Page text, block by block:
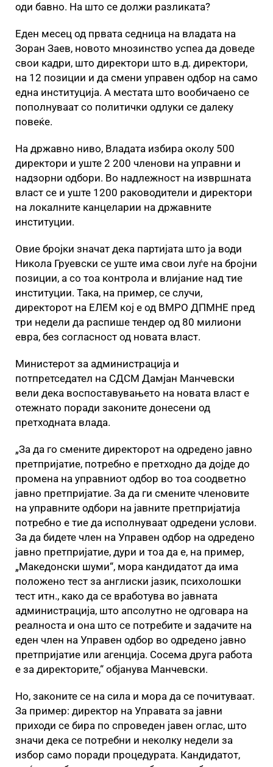
оди бавно. На што се должи разликата?
Еден месец од првата седница на владата на
Зоран Заев, новото мнозинство успеа да доведе
свои кадри, што директори што в.д. директори,
на 12 позиции и да смени управен одбор на само
една институција. А местата што вообичаено се
пополнуваат со политички одлуки се далеку
повеќе.
На државно ниво, Владата избира околу 500
директори и уште 2 200 членови на управни и
надзорни одбори. Во надлежност на извршната
власт се и уште 1200 раководители и директори
на локалните канцеларии на државните
институции.
Овие бројки значат дека партијата што ја води
Никола Груевски се уште има свои луѓе на бројни
позиции, а со тоа контрола и влијание над тие
институции. Така, на пример, се случи,
директорот на ЕЛЕМ кој е од ВМРО ДПМНЕ пред
три недели да распише тендер од 80 милиони
евра, без согласност од новата власт.
Министерот за администрација и
потпретседател на СДСМ Дамјан Манчевски
вели дека воспоставувањето на новата власт е
отежнато поради законите донесени од
претходната влада.
„За да го смените директорот на одредено јавно
претпријатие, потребно е претходно да дојде до
промена на управниот одбор во тоа соодветно
јавно претпријатие. За да ги смените членовите
на управните одбори на јавните претпријатија
потребно е тие да исполнуваат одредени услови.
За да бидете член на Управен одбор на одредено
јавно претпријатие, дури и тоа да е, на пример,
„Македонски шуми“, мора кандидатот да има
положено тест за англиски јазик, психолошки
тест итн., како да се вработува во јавната
администрација, што апсолутно не одговара на
реалноста и она што се потребите и задачите на
еден член на Управен одбор во одредено јавно
претпријатие или агенција. Сосема друга работа
е за директорите,“ објанува Манчевски.
Но, законите се на сила и мора да се почитуваат.
За пример: директор на Управата за јавни
приходи се бира по спроведен јавен оглас, што
значи дека се потребни и неколку недели за
избор само поради процедурата. Кандидатот,